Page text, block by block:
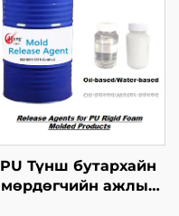
PU Түнш бутархайн
мөрдөгчийн ажлыг